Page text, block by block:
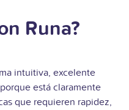
Runa?
intuitiva, excelente
está claramente
que requieren rapidez,